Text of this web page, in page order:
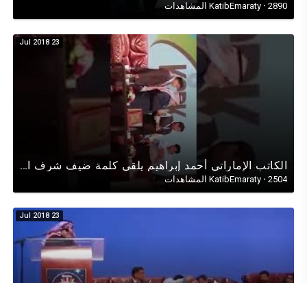
KatibEmaraty · 2890 المشاهدات
23 Jul 2018
الكاتب اﻹماراتي أحمد إبراهيم يلقي كلمة ضيف شرف الحفل السنوي لمسلمي الهند في دبي يوم13يناير2017 3
KatibEmaraty · 2504 المشاهدات
23 Jul 2018